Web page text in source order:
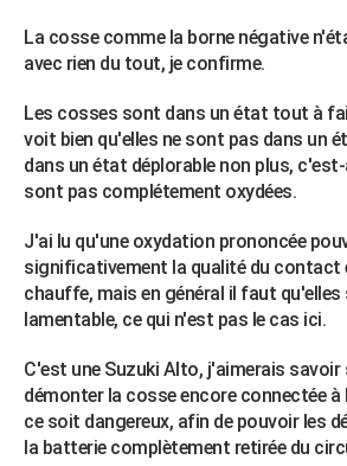
La cosse comme la borne négative
avec rien du tout, je confirme.
Les cosses sont dans un état tout à
voit bien qu'elles ne sont pas dans un
dans un état déplorable non plus,
sont pas complétement oxydées.
J'ai lu qu'une oxydation prononcée
significativement la qualité du contact
chauffe, mais en général il faut
lamentable, ce qui n'est pas le cas ici.
C'est une Suzuki Alto, j'aimerais savoir
démonter la cosse encore connectée à
ce soit dangereux, afin de pouvoir les
la batterie complètement retirée du